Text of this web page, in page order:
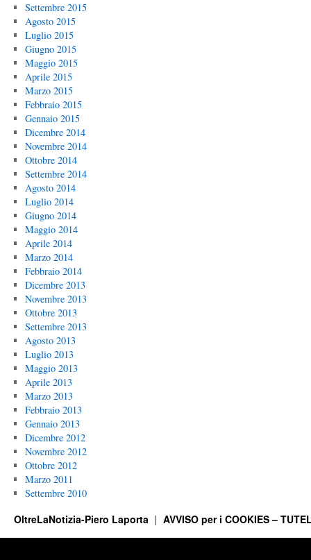
Settembre 2015
Agosto 2015
Luglio 2015
Giugno 2015
Maggio 2015
Aprile 2015
Marzo 2015
Febbraio 2015
Gennaio 2015
Dicembre 2014
Novembre 2014
Ottobre 2014
Settembre 2014
Agosto 2014
Luglio 2014
Giugno 2014
Maggio 2014
Aprile 2014
Marzo 2014
Febbraio 2014
Dicembre 2013
Novembre 2013
Ottobre 2013
Settembre 2013
Agosto 2013
Luglio 2013
Maggio 2013
Aprile 2013
Marzo 2013
Febbraio 2013
Gennaio 2013
Dicembre 2012
Novembre 2012
Ottobre 2012
Marzo 2011
Settembre 2010
OltreLaNotizia-Piero Laporta AVVISO per i COOKIES –